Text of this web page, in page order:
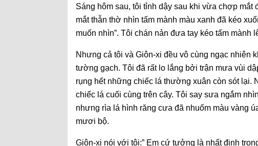
Sáng hôm sau, tôi tỉnh dậy sau khi vừa chợp
mắt thẫn thờ nhìn tấm mành màu xanh đã kéo
muốn nhìn”. Tôi chán nản đưa tay kéo tấm mành
Nhưng cả tôi và Giôn-xi đều vô cùng ngạc nhiên
tường gạch. Tôi đã rất lo lắng bởi trận mưa vùi
rụng hết những chiếc lá thường xuân còn sót lại.
chiếc lá cuối cùng trên cây. Tôi say sưa ngắm
nhưng rìa lá hình răng cưa đã nhuốm màu vàng
mươi bộ.
Giôn-xi nói với tôi:” Em cứ tưởng là nhất định